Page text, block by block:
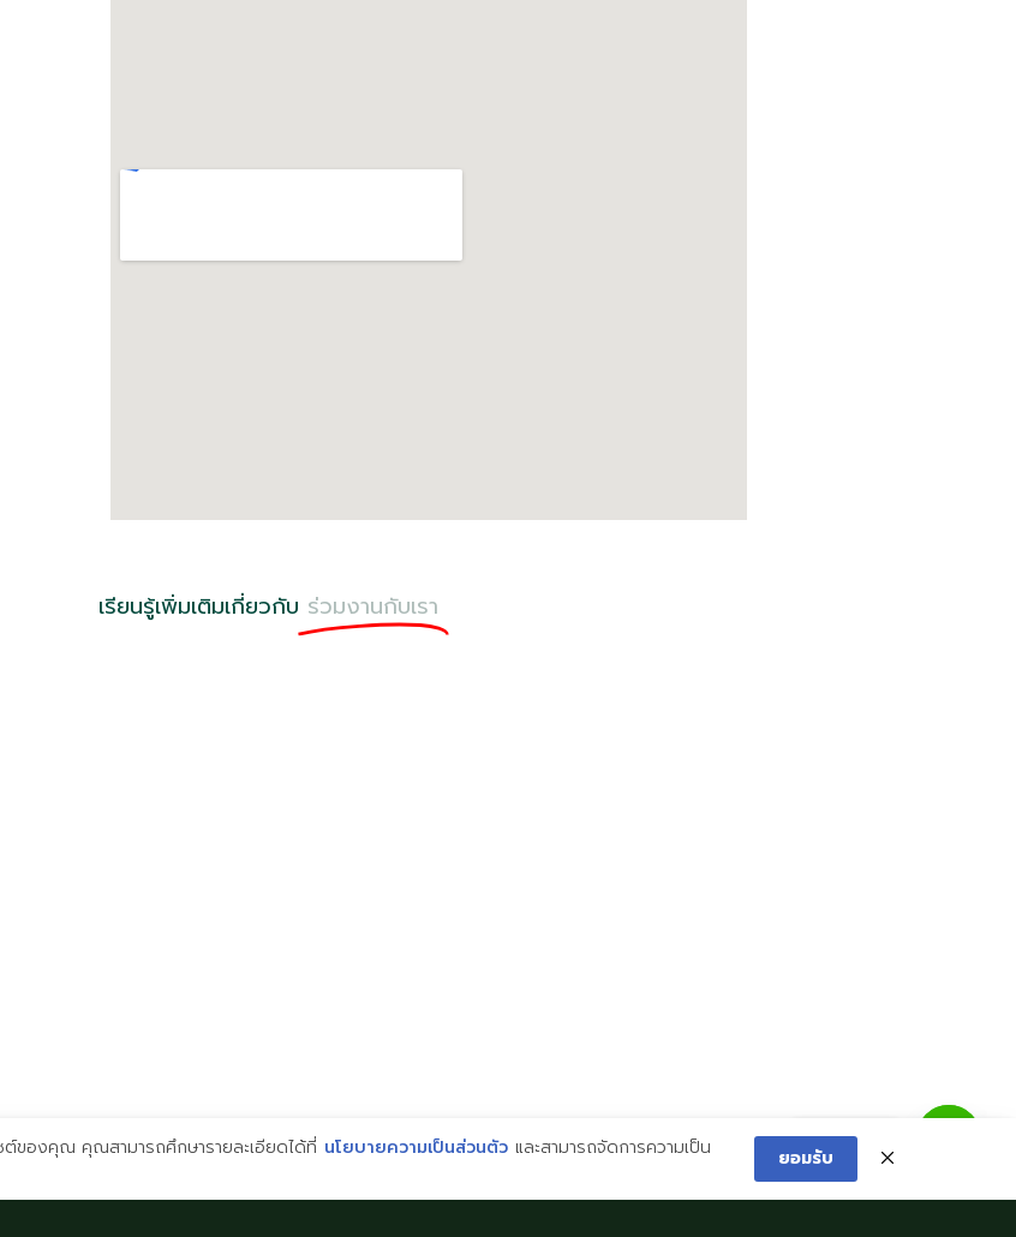
เรียนรู้เพิ่มเติมเกี่ยวกับ ร่วมงานกับเรา
2026 © Imperial Bilingual School. All Rights Reserved.
ต์ของคุณ คุณสามารถศึกษารายละเอียดได้ที่ นโยบายความเป็นส่วนตัว และสามารถจัดการความเป็น
ยอมรับ
ติดต่อเรา